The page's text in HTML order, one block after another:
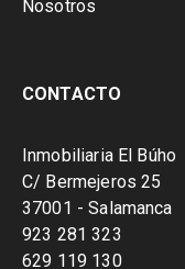
Nosotros
CONTACTO
Inmobiliaria El Búho
C/ Bermejeros 25
37001 - Salamanca
923 281 323
629 119 130